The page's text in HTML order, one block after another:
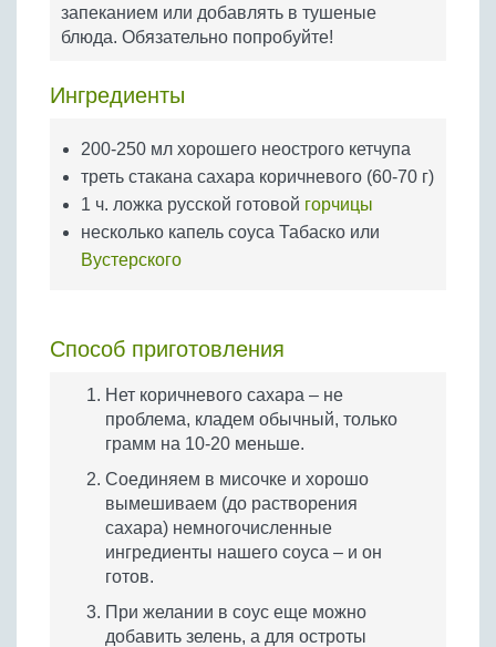
Бобовые
Яйца
запеканием или добавлять в тушеные
блюда. Обязательно попробуйте!
Ингредиенты
200-250 мл хорошего неострого кетчупа
треть стакана сахара коричневого (60-70 г)
1 ч. ложка русской готовой горчицы
несколько капель соуса Табаско или
Вустерского
Способ приготовления
Нет коричневого сахара – не
проблема, кладем обычный, только
грамм на 10-20 меньше.
Соединяем в мисочке и хорошо
вымешиваем (до растворения
сахара) немногочисленные
ингредиенты нашего соуса – и он
готов.
При желании в соус еще можно
добавить зелень, а для остроты